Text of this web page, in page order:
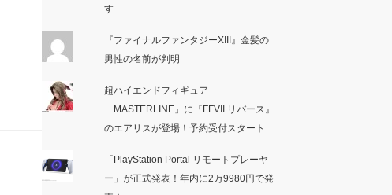
す
『ファイナルファンタジーXIII』金髪の
男性の名前が判明
超ハイエンドフィギュア
「MASTERLINE」に『FFVII リバース』
のエアリスが登場！予約受付スタート
「PlayStation Portal リモートプレーヤ
ー」が正式発表！年内に2万9980円で発